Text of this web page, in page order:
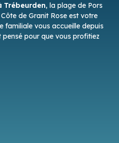
Trébeurden, la plage de Pors
de Granit Rose est votre
familiale vous accueille depuis
pour que vous profitiez